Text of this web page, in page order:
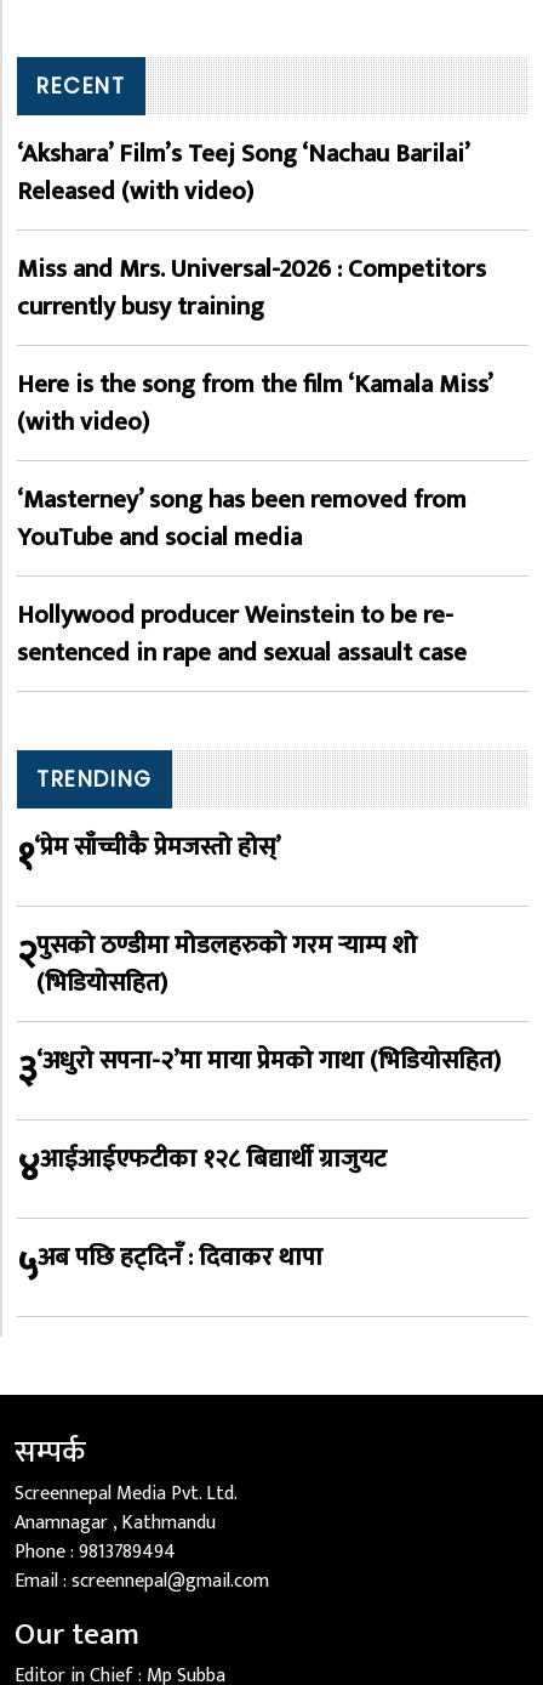
RECENT
‘Akshara’ Film’s Teej Song ‘Nachau Barilai’
Released (with video)
Miss and Mrs. Universal-2026 : Competitors
currently busy training
Here is the song from the film ‘Kamala Miss’
(with video)
‘Masterney’ song has been removed from
YouTube and social media
Hollywood producer Weinstein to be re-
sentenced in rape and sexual assault case
TRENDING
१‘प्रेम साँच्चीकै प्रेमजस्तो होस्’
२पुसको ठण्डीमा मोडलहरुको गरम र्‍याम्प शो
(भिडियोसहित)
३‘अधुरो सपना-२’मा माया प्रेमको गाथा (भिडियोसहित)
४आईआईएफटीका १२८ बिद्यार्थी ग्राजुयट
५अब पछि हट्दिनँ : दिवाकर थापा
सम्पर्क
Screennepal Media Pvt. Ltd.
Anamnagar , Kathmandu
Phone :9813789494
Email :screennepal@gmail.com
Our team
Editor in Chief : Mp Subba